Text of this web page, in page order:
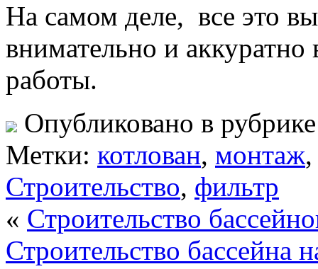
На самом деле, все это
внимательно и
работы.
Опубликовано в
Метки: котлован, монтаж
Строительство, фильтр
« Строительство
Строительство бассейна